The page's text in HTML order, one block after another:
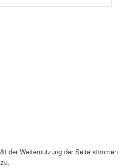
der Weiternutzung der Seite stimmen